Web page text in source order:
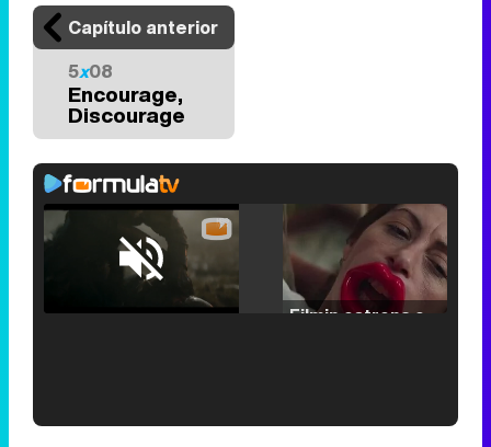
Capítulo anterior
5x08
Encourage,
Discourage
Unmute /